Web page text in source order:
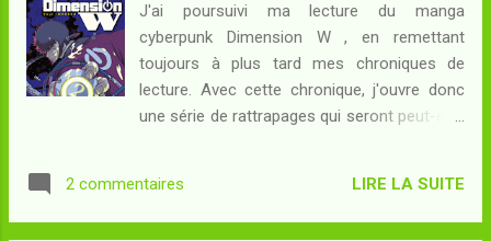
à Yasogami vingt-et-un ans plus tôt ? Et les
coils de New Tesla, sont-ils inoffensifs
comme la multinationale s'évertue à le
répéter ? Après un deuxième tome où
l'exposition de l'univers continuait, on
sujet. Le rejet des coils qui caractérise
J'ai poursuivi ma lecture du manga
cyberpunk Dimension W , en remettant
toujours à plus tard mes chroniques de
lecture. Avec cette chronique, j'ouvre donc
une série de rattrapages qui seront peut-être
surnommé "Loser" car il est réputé n'enlever
aucune des pièces précieuses exposées
2 commentaires LIRE LA SUITE